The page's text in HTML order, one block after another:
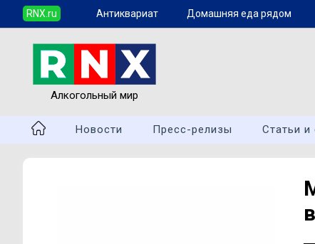
RNX.ru Антиквариат Домашняя еда рядом
Алкогольный мир
Новости Пресс-релизы Статьи